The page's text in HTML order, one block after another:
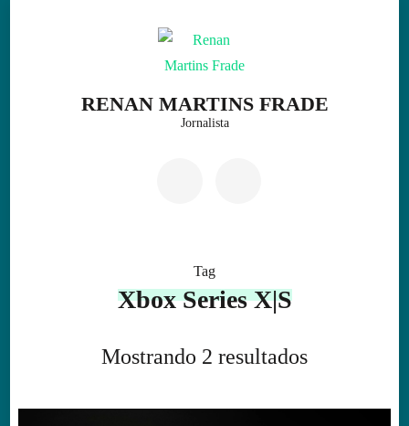
RENAN MARTINS FRADE
Jornalista
Tag
Xbox Series X|S
Mostrando 2 resultados